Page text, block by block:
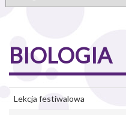
BIOLOGIA
Lekcja festiwalowa